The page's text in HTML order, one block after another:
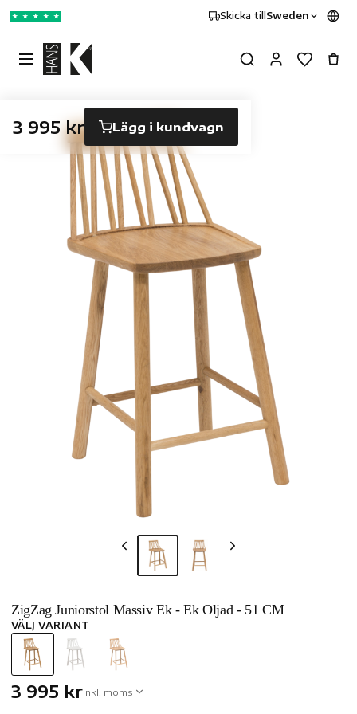
★ ★ ★ ★ ★ Skicka till Sweden
ZigZag Juniorstol Massiv Ek - Ek Oljad - 51 CM
VÄLJ VARIANT
3 995 krInkl. moms
3 995 kr Lägg i kundvagn